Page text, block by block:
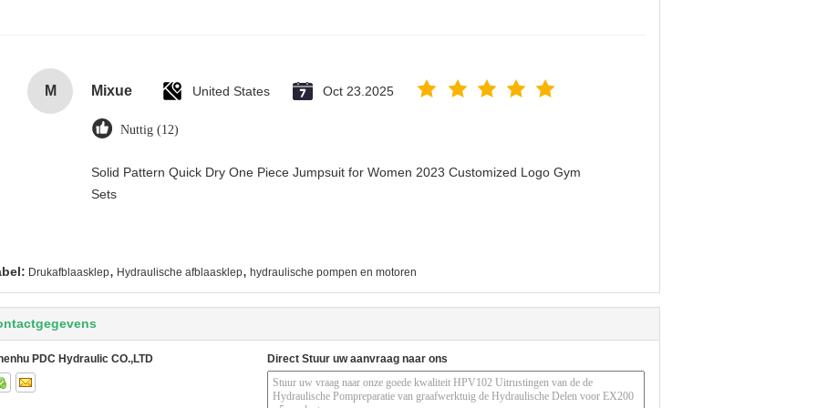
M Mixue United States Oct 23.2025
Nuttig (12)
Solid Pattern Quick Dry One Piece Jumpsuit for Women 2023 Customized Logo Gym
Sets
Drukafblaasklep, Hydraulische afblaasklep, hydraulische pompen en motoren
PDC Hydraulic CO.,LTD Direct Stuur uw aanvraag naar ons